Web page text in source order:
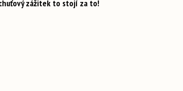
zážitek to stojí za to!